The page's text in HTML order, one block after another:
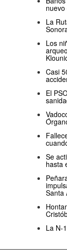
La
Los
Casi
El
Se
hasta
Santa
La N-